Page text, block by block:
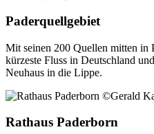
Paderquellgebiet
Mit seinen 200 Quellen mitten in
kürzeste Fluss in Deutschland
Neuhaus in die Lippe.
Rathaus Paderborn